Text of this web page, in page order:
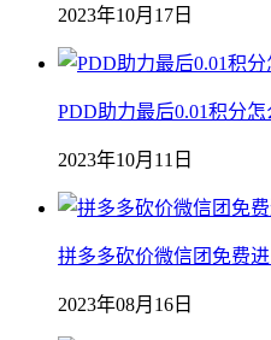
2023年10月17日
PDD助力最后0.01积分怎
2023年10月11日
拼多多砍价微信团免费
2023年08月16日